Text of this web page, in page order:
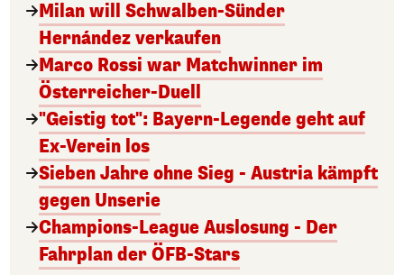
Milan will Schwalben-Sünder
Hernández verkaufen
Marco Rossi war Matchwinner im
Österreicher-Duell
"Geistig tot": Bayern-Legende geht auf
Ex-Verein los
Sieben Jahre ohne Sieg - Austria kämpft
gegen Unserie
Champions-League Auslosung - Der
Fahrplan der ÖFB-Stars